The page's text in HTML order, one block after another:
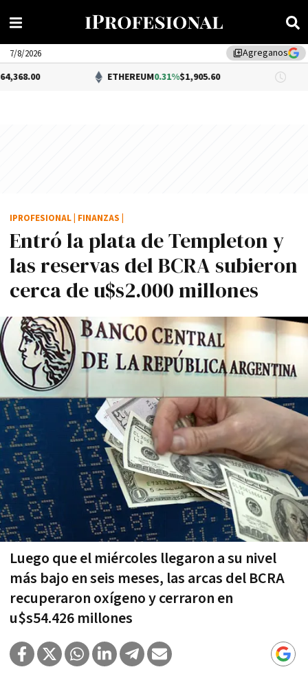
library_addAgreganos
7/8/2026
ETHEREUM0.31%$1,905.60
Entró la plata de Templeton y
las reservas del BCRA subieron
cerca de u$s2.000 millones
Luego que el miércoles llegaron a su nivel
más bajo en seis meses, las arcas del BCRA
recuperaron oxígeno y cerraron en
u$s54.426 millones
IPROFESIONAL FINANZAS